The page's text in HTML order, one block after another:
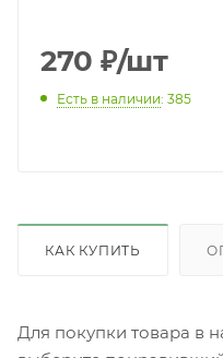
270 ₽/шт
Есть в наличии: 385
КАК КУПИТЬ
Для покупки товара в